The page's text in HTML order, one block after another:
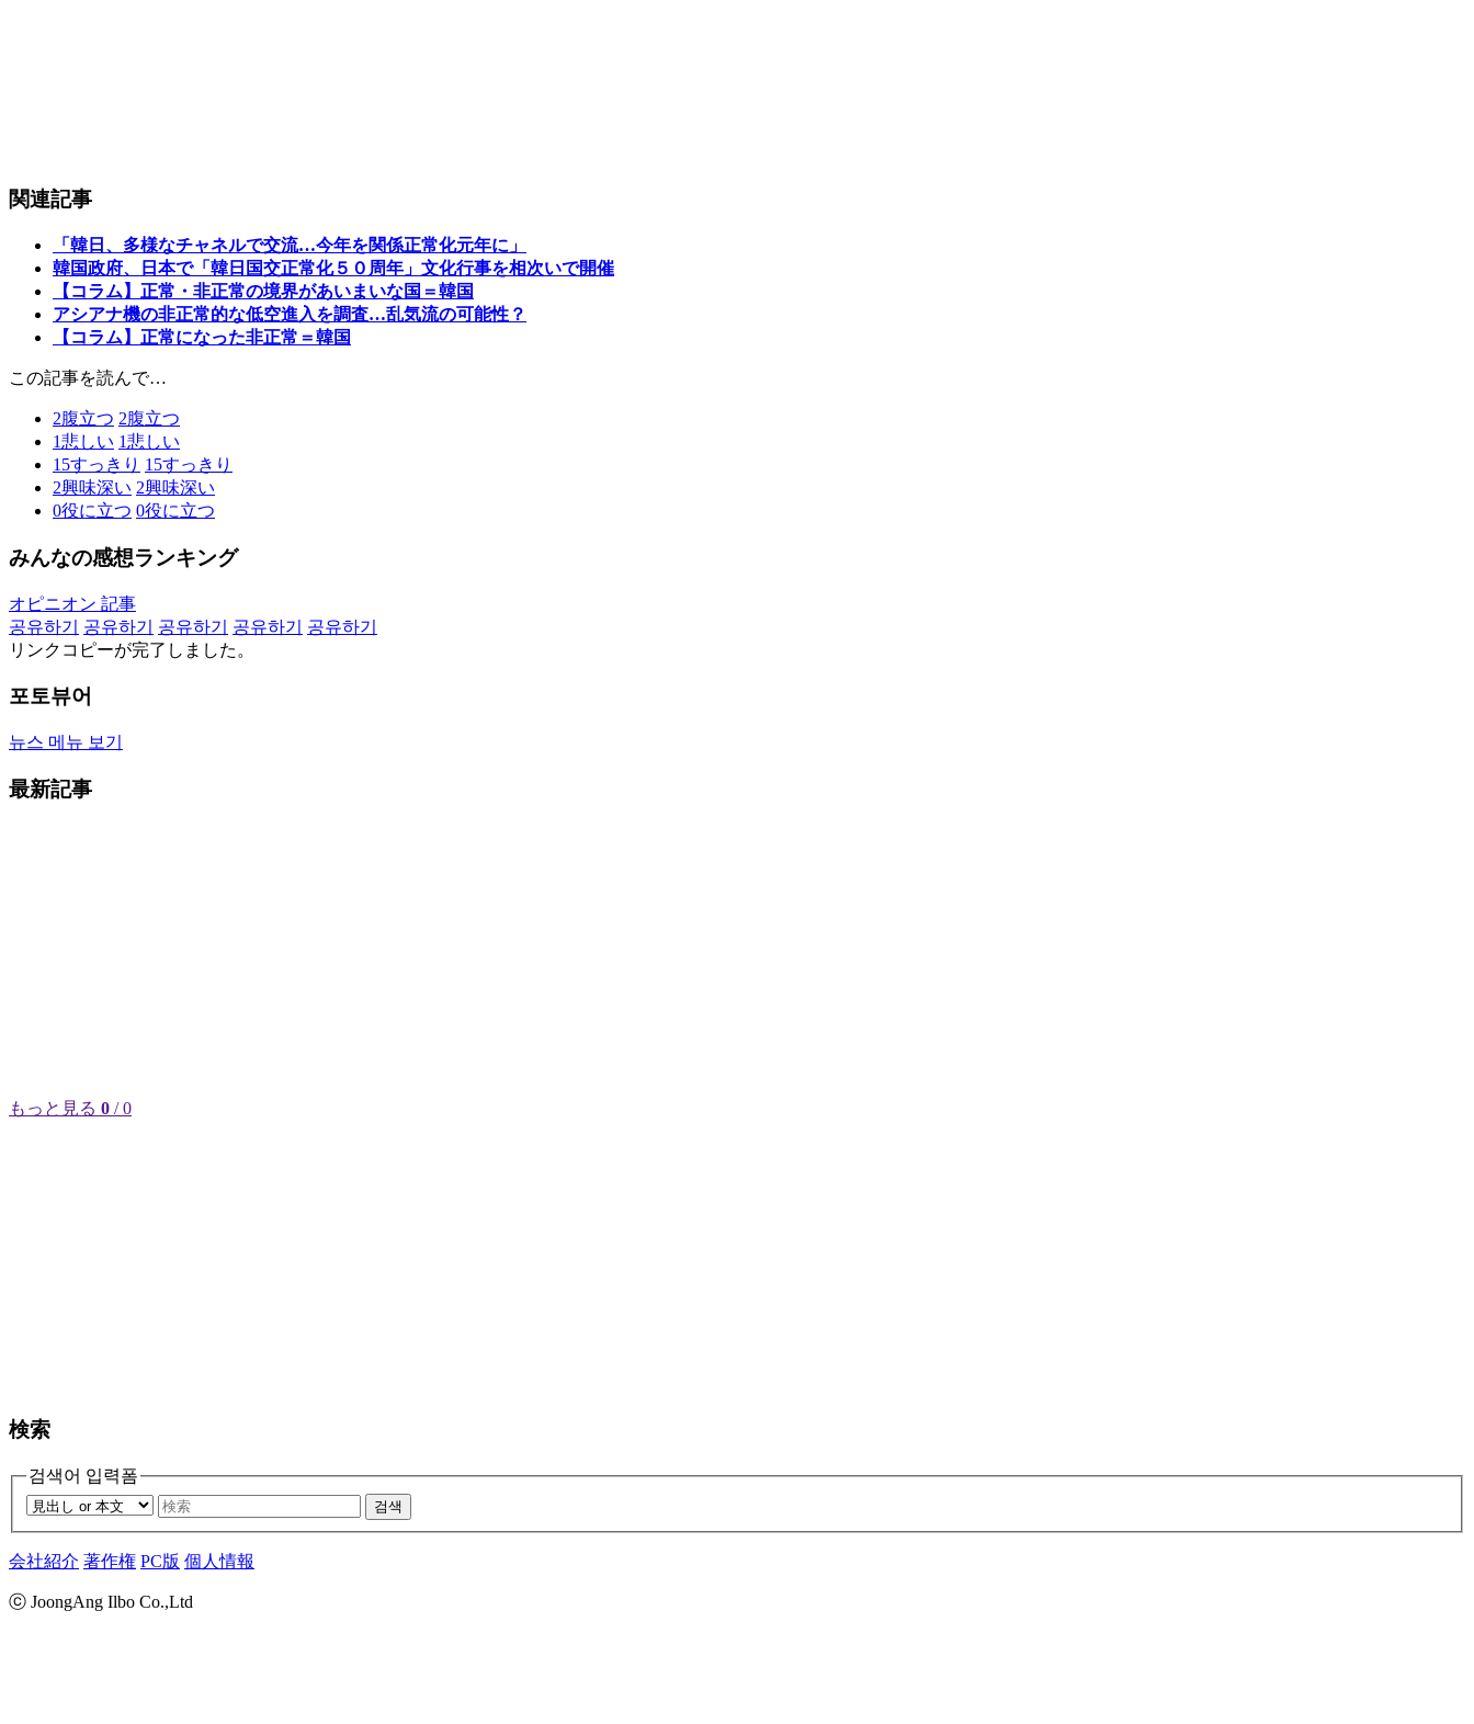
関連記事
「韓日、多様なチャネルで交流…今年を関係正常化元年に」
韓国政府、日本で「韓日国交正常化５０周年」文化行事を相次いで開催
【コラム】正常・非正常の境界があいまいな国＝韓国
アシアナ機の非正常的な低空進入を調査…乱気流の可能性？
【コラム】正常になった非正常＝韓国
この記事を読んで…
2腹立つ 2腹立つ
1悲しい 1悲しい
15すっきり 15すっきり
2興味深い 2興味深い
0役に立つ 0役に立つ
みんなの感想ランキング
オピニオン 記事
공유하기
공유하기 공유하기 공유하기
공유하기
リンクコピーが完了しました。
포토뷰어
뉴스 메뉴 보기
最新記事
もっと見る 0 / 0
検索
검색어 입력폼
검색
会社紹介 著作権 PC版 個人情報
ⓒ JoongAng Ilbo Co.,Ltd